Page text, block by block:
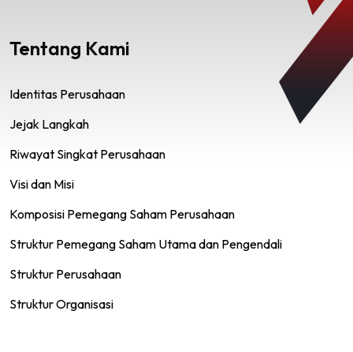
Tentang Kami
Identitas Perusahaan
Jejak Langkah
Riwayat Singkat Perusahaan
Visi dan Misi
Komposisi Pemegang Saham Perusahaan
Struktur Pemegang Saham Utama dan Pengendali
Struktur Perusahaan
Struktur Organisasi